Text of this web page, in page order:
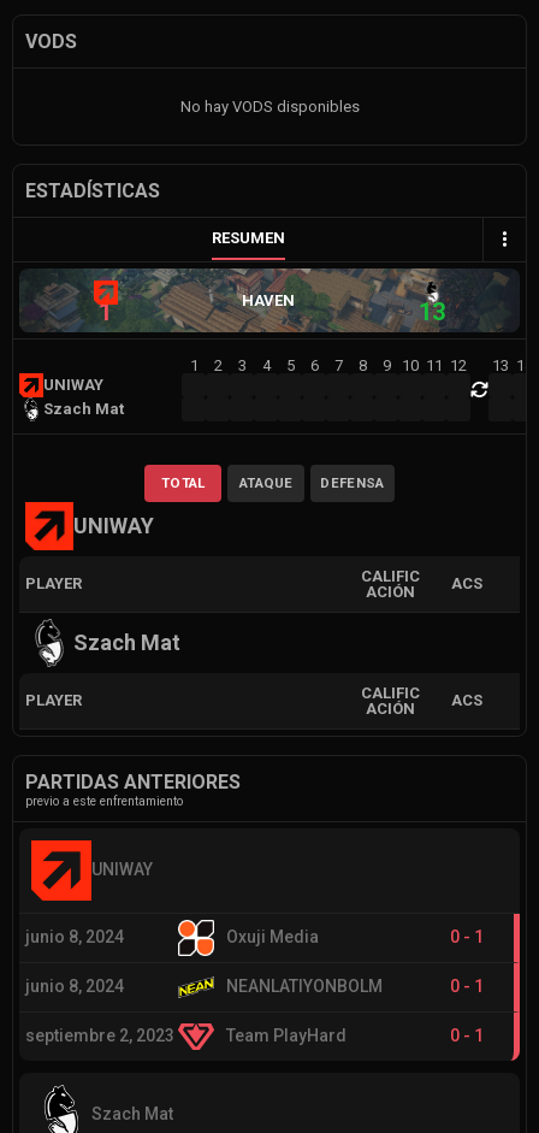
VODS
No hay VODS disponibles
ESTADÍSTICAS
RESUMEN
1 HAVEN 13
UNIWAY
Szach Mat
1 2 3 4 5 6 7 8 9 10 11 12 13 14
UNIWAY
TOTAL ATAQUE DEFENSA
PLAYER
CALIFIC
ACIÓN
ACS
Szach Mat
PLAYER
CALIFIC
ACIÓN
ACS
PARTIDAS ANTERIORES
previo a este enfrentamiento
UNIWAY
junio 8, 2024 Oxuji Media 0 - 1
junio 8, 2024 NEANLATIYONBOLM 0 - 1
septiembre 2, 2023 Team PlayHard 0 - 1
Szach Mat